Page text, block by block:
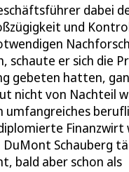
dabei
und
schaute er sich die
gebeten hatten,
nicht von Nachteil
umfangreiches
Finanzwirt
DuMont Schauberg
bald aber schon als